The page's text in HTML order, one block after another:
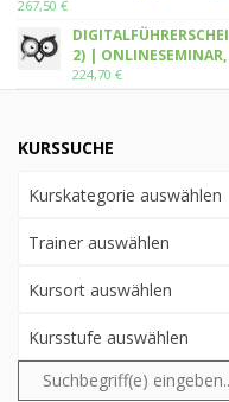
267,50 €
2) |
224,70 €
KURSSUCHE
Kurskategorie auswählen
Trainer auswählen
Kursort auswählen
Kursstufe auswählen